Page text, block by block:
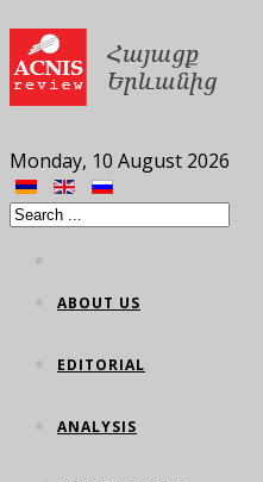
Monday, 10 August 2026
ABOUT US
EDITORIAL
ANALYSIS